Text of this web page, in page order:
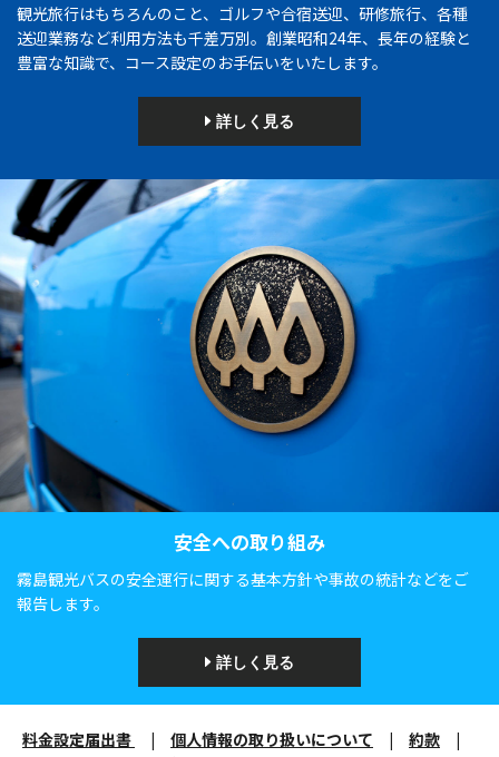
観光旅行はもちろんのこと、ゴルフや合宿送迎、研修旅行、各種
送迎業務など利用方法も千差万別。創業昭和24年、長年の経験と
豊富な知識で、コース設定のお手伝いをいたします。
詳しく見る
安全への取り組み
霧島観光バスの安全運行に関する基本方針や事故の統計などをご
報告します。
詳しく見る
料金設定届出書 | 個人情報の取り扱いについて | 約款 |